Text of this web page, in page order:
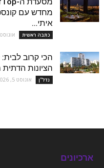
מחדש עם
איתי...
כתבה ראשית אוגוסט 5, 2026
הכי קרוב
הציונות
נדל''ן אוגוסט 5, 2026
ארכיונים